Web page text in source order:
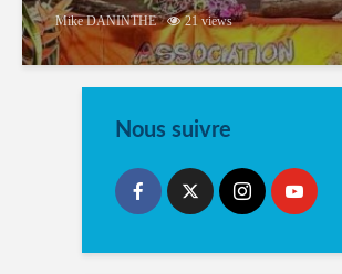
Mike DANINTHE 21 views
Nous suivre